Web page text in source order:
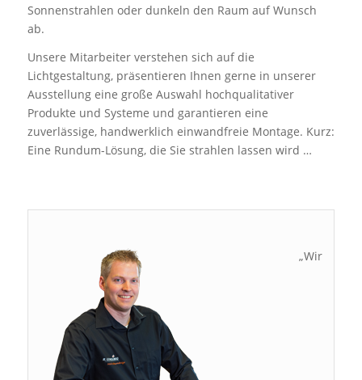
Sonnenstrahlen oder dunkeln den Raum auf Wunsch
ab.
Unsere Mitarbeiter verstehen sich auf die
Lichtgestaltung, präsentieren Ihnen gerne in unserer
Ausstellung eine große Auswahl hochqualitativer
Produkte und Systeme und garantieren eine
zuverlässige, handwerklich einwandfreie Montage. Kurz:
Eine Rundum-Lösung, die Sie strahlen lassen wird …
„Wir